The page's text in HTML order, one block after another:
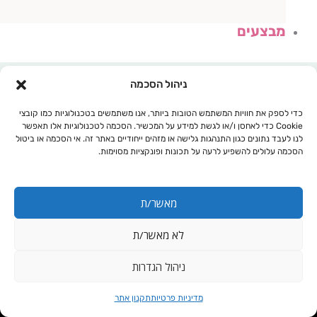
ניהול הסכמה
כדי לספק את חוויות המשתמש הטובות ביותר, אנו משתמשים בטכנולוגיות כמו קובצי
Cookie כדי לאחסן ו/או לגשת למידע על המכשיר. הסכמה לטכנולוגיות אלו תאפשר
לנו לעבד נתונים כגון התנהגות גלישה או מזהים ייחודיים באתר זה. אי הסכמה או ביטול
הסכמה עלולים להשפיע לרעה על תכונות ופונקציות מסוימות.
מאשר/ת
לא מאשר/ת
ניהול הגדרות
מדיניות פרטיותתקנון אתר
מבצעים
עגלת קניות